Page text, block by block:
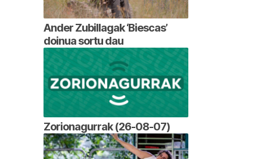
Ander Zubillagak ‘Biescas’
doinua sortu dau
Zorionagurrak (26-08-07)